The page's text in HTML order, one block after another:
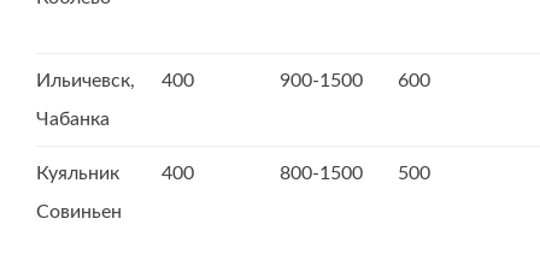
Ильичевск,
Чабанка
400 900-1500 600
Куяльник
Совиньен
400 800-1500 500